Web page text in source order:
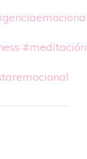
#meditación